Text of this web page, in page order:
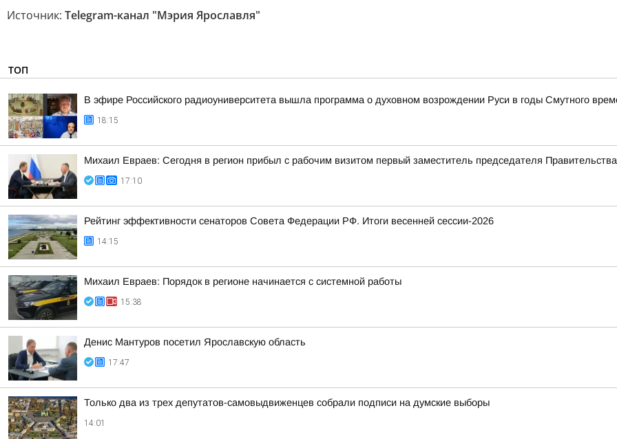
Источник: Telegram-канал "Мэрия Ярославля"
ТОП
В эфире Российского радиоуниверситета вышла программа о духовном возрождении Руси в годы Смутного
18:15
Михаил Евраев: Сегодня в регион прибыл с рабочим визитом первый заместитель председателя
17:10
Рейтинг эффективности сенаторов Совета Федерации РФ. Итоги весенней сессии-2026
14:15
Михаил Евраев: Порядок в регионе начинается с системной работы
15:38
Денис Мантуров посетил Ярославскую область
17:47
Только два из трех депутатов-самовыдвиженцев собрали подписи на думские выборы
14:01